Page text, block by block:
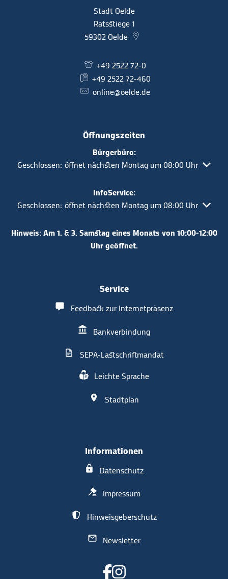
Stadt Oelde
Ratsstiege 1
59302 Oelde
+49 2522 72-0
+49 2522 72-460
online@oelde.de
Öffnungszeiten
Bürgerbüro:
Klicken, um weitere Öffnungs- oder Schließzeiten
Geschlossen: öffnet nächsten Montag um 08:00 Uhr
InfoService:
Klicken, um weitere Öffnungs- oder Schließzeiten
Geschlossen: öffnet nächsten Montag um 08:00 Uhr
Hinweis: Am 1. & 3. Samstag eines Monats von 10:00-12:00
Uhr geöffnet.
Service
Feedback zur Internetpräsenz
Bankverbindung
SEPA-Lastschriftmandat
Leichte Sprache
Stadtplan
Informationen
Datenschutz
Impressum
Hinweisgeberschutz
Newsletter